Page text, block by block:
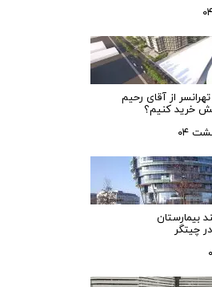
از آقای رحیم
خرید کنیم؟
بیمارستان
چیتگر